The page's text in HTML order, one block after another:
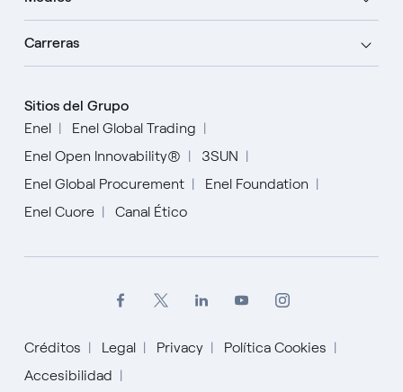
Carreras
Sitios del Grupo
Enel
Enel Global Trading
Enel Open Innovability®
3SUN
Enel Global Procurement
Enel Foundation
Enel Cuore
Canal Ético
Créditos Legal Privacy
Política Cookies
Accesibilidad
English